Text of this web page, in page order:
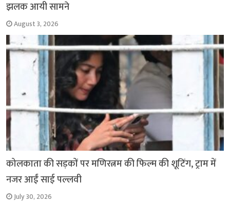
झलक आयी सामने
August 3, 2026
कोलकाता की सड़कों पर मणिरत्नम की फिल्म की शूटिंग, ट्राम में
नजर आईं साई पल्लवी
July 30, 2026